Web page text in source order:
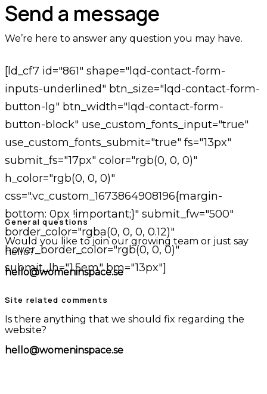
Send a message
We’re here to answer any question you may have.
[ld_cf7 id="861" shape="lqd-contact-form-
inputs-underlined" btn_size="lqd-contact-form-
button-lg" btn_width="lqd-contact-form-
button-block" use_custom_fonts_input="true"
use_custom_fonts_submit="true" fs="13px"
submit_fs="17px" color="rgb(0, 0, 0)"
h_color="rgb(0, 0, 0)"
css=".vc_custom_1673864908196{margin-
bottom: 0px !important;}" submit_fw="500"
border_color="rgba(0, 0, 0, 0.12)"
hover_border_color="rgb(0, 0, 0)"
submit_lh="1.5em" bm="13px"]
General questions
Would you like to join our growing team or just say
hello?
hello@womeninspace.se
Site related comments
Is there anything that we should fix regarding the
website?
hello@womeninspace.se